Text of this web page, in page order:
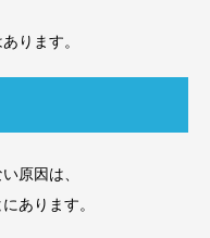
ります。
原因は、
にあります。